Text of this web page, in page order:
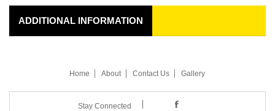
ADDITIONAL INFORMATION
Home About Contact Us Gallery
Stay Connected